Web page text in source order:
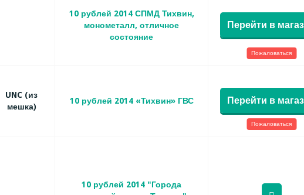
10 рублей 2014 СПМД Тихвин,
монометалл, отличное
состояние
Перейти в
Пожаловаться
UNC (из
мешка)
10 рублей 2014 «Тихвин» ГВС Перейти в
Пожаловаться
10 рублей 2014 "Города